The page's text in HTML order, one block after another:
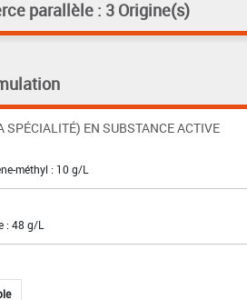
parallèle : 3 Origine(s)
SPÉCIALITÉ) EN SUBSTANCE ACTIVE
méthyl : 10 g/L
: 48 g/L